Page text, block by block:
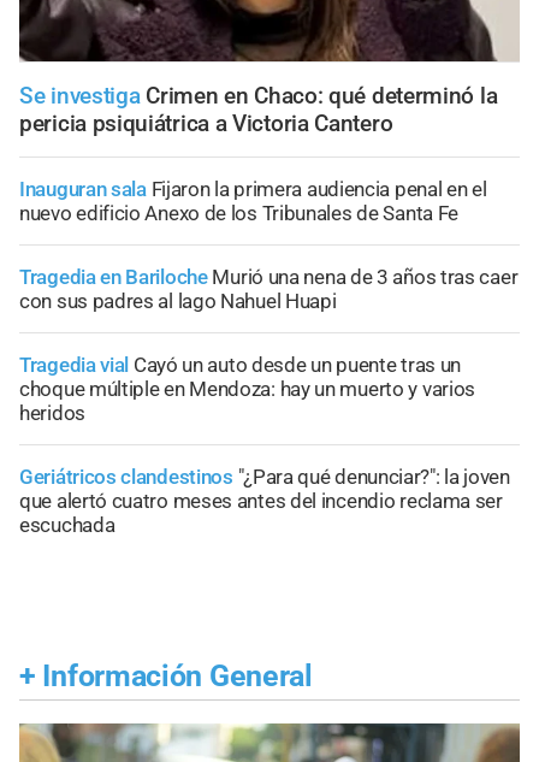
Se investiga Crimen en Chaco: qué determinó la
pericia psiquiátrica a Victoria Cantero
Inauguran sala Fijaron la primera audiencia penal en el
nuevo edificio Anexo de los Tribunales de Santa Fe
Tragedia en Bariloche Murió una nena de 3 años tras caer
con sus padres al lago Nahuel Huapi
Tragedia vial Cayó un auto desde un puente tras un
choque múltiple en Mendoza: hay un muerto y varios
heridos
Geriátricos clandestinos "¿Para qué denunciar?": la joven
que alertó cuatro meses antes del incendio reclama ser
escuchada
+ Información General